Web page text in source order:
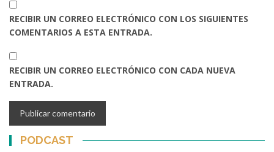
RECIBIR UN CORREO ELECTRÓNICO CON LOS SIGUIENTES
COMENTARIOS A ESTA ENTRADA.
RECIBIR UN CORREO ELECTRÓNICO CON CADA NUEVA
ENTRADA.
PODCAST